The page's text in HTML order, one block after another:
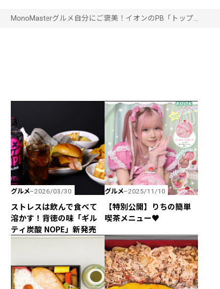
MonoMasterグルメ 自分にご褒美！イオンのPB「トップバ
グルメ 2026/03/30
ストレスは飲んで食べて
溶かす！背徳の味「ギル
ティ炭酸 NOPE」新発売
グルメ 2025/11/10
【特別公開】りちの簡単
喫茶メニュー♥